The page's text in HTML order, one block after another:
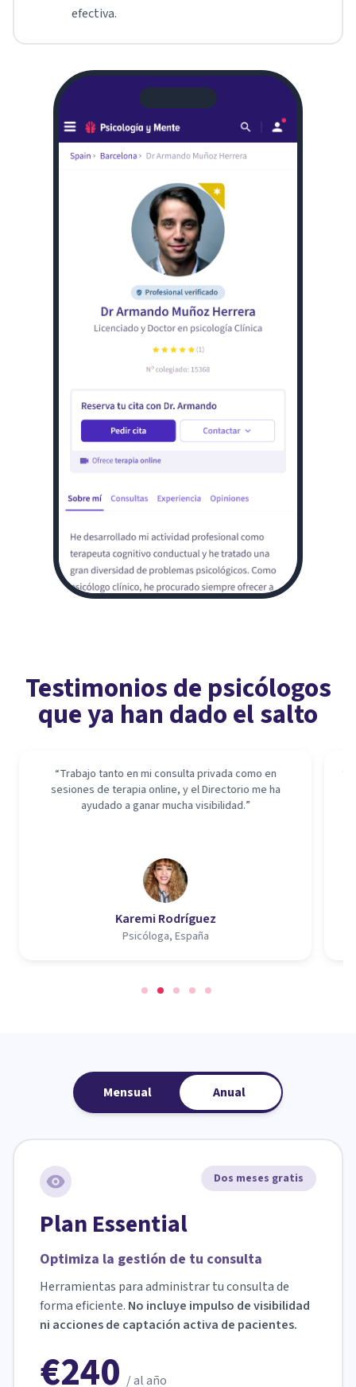
efectiva.
Testimonios de psicólogos
que ya han dado el salto
“Trabajo tanto en mi consulta privada como en
sesiones de terapia online, y el Directorio me ha
ayudado a ganar mucha visibilidad.”
Karemi Rodríguez
Psicóloga, España
Mensual Anual
Dos meses gratis
Plan Essential
Optimiza la gestión de tu consulta
Herramientas para administrar tu consulta de
forma eficiente. No incluye impulso de visibilidad
ni acciones de captación activa de pacientes.
€240 / al año